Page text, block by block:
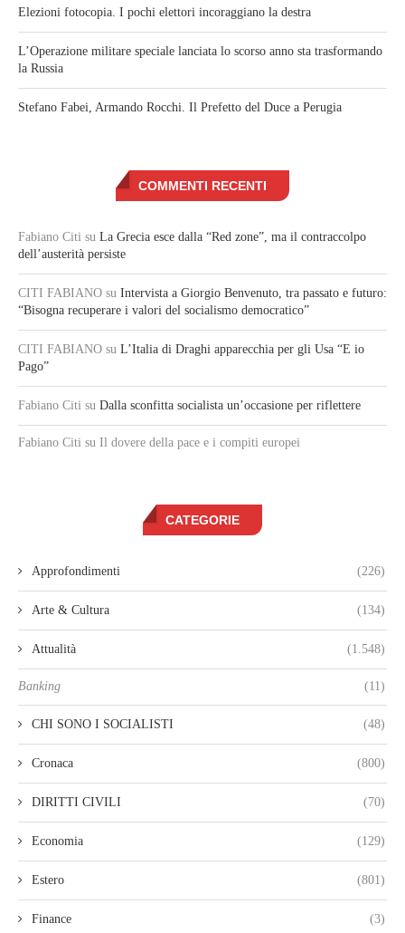
Elezioni fotocopia. I pochi elettori incoraggiano la destra
L’Operazione militare speciale lanciata lo scorso anno sta trasformando
la Russia
Stefano Fabei, Armando Rocchi. Il Prefetto del Duce a Perugia
COMMENTI RECENTI
Fabiano Citi su La Grecia esce dalla “Red zone”, ma il contraccolpo
dell’austerità persiste
CITI FABIANO su Intervista a Giorgio Benvenuto, tra passato e futuro:
“Bisogna recuperare i valori del socialismo democratico”
CITI FABIANO su L’Italia di Draghi apparecchia per gli Usa “E io
Pago”
Fabiano Citi su Dalla sconfitta socialista un’occasione per riflettere
Fabiano Citi su Il dovere della pace e i compiti europei
CATEGORIE
Approfondimenti (226)
Arte & Cultura (134)
Attualità (1.548)
Banking (11)
CHI SONO I SOCIALISTI (48)
Cronaca (800)
DIRITTI CIVILI (70)
Economia (129)
Estero (801)
Finance (3)